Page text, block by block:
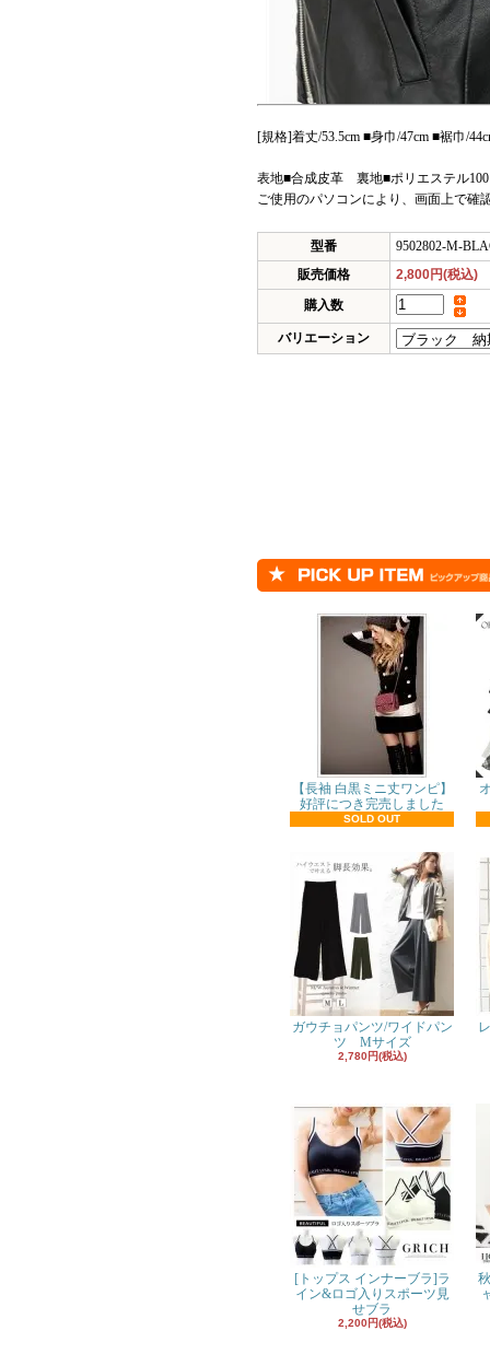
[規格]着丈/53.5cm ■身巾/47cm ■裾巾/
表地■合成皮革 裏地■ポリエステル
ご使用のパソコンにより、画面上で確
型番
9502802-M-
販売価格
2,800円(税込)
購入数
バリエーション
【長袖 白黒ミニ丈ワンピ】
好評につき完売しました
SOLD OUT
ガウチョパンツ/ワイドパン
ツ Mサイズ
2,780円(税込)
[トップス インナーブラ]ラ
イン&ロゴ入りスポーツ見
せブラ
2,200円(税込)